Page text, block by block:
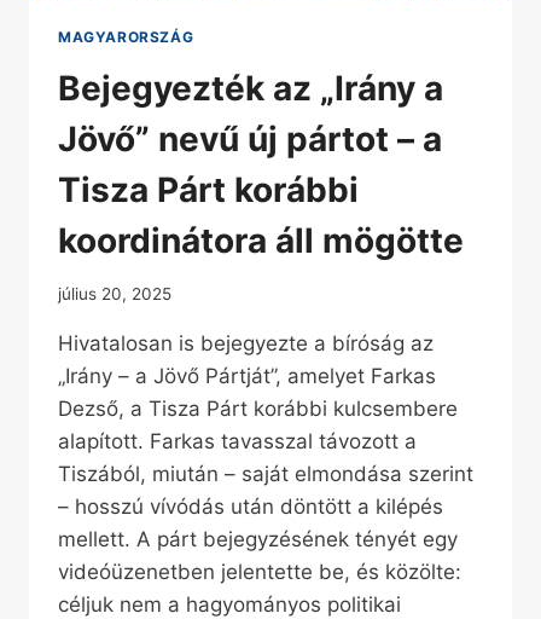
MAGYARORSZÁG
Bejegyezték az „Irány a
Jövő” nevű új pártot – a
Tisza Párt korábbi
koordinátora áll mögötte
július 20, 2025
Hivatalosan is bejegyezte a bíróság az
„Irány – a Jövő Pártját”, amelyet Farkas
Dezső, a Tisza Párt korábbi kulcsembere
alapított. Farkas tavasszal távozott a
Tiszából, miután – saját elmondása szerint
– hosszú vívódás után döntött a kilépés
mellett. A párt bejegyzésének tényét egy
videóüzenetben jelentette be, és közölte:
céljuk nem a hagyományos politikai